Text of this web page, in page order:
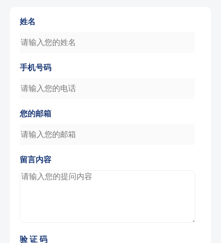
验 证 码